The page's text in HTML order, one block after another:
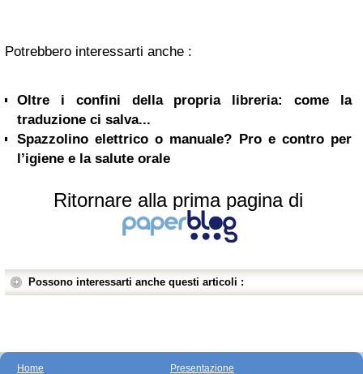
Potrebbero interessarti anche :
Oltre i confini della propria libreria: come la
traduzione ci salva...
Spazzolino elettrico o manuale? Pro e contro per
l’igiene e la salute orale
Ritornare alla prima pagina di
Possono interessarti anche questi articoli :
Home Presentazione